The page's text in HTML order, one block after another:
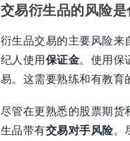
交易衍生品的风险是
衍生品交易的主要风险
纪人使用保证金。使用保
易。这需要熟练和有教育
尽管在更熟悉的股票期
生品带有交易对手风险。